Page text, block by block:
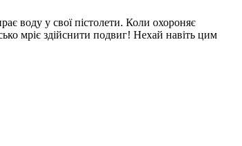
воду у свої пістолети. Коли охороняє
мріє здійснити подвиг! Нехай навіть цим